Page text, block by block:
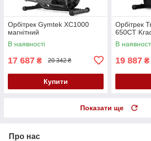
Орбітрек Gymtek XC1000
магнітний
В наявності
17 687 ₴ 20 342 ₴
Купити
Орбітрек
650CT
В
19 887 ₴
Показати ще
Про нас